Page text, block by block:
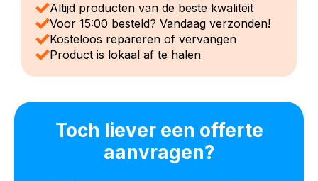
Altijd producten van de beste kwaliteit
Voor 15:00 besteld? Vandaag verzonden!
Kosteloos repareren of vervangen
Product is lokaal af te halen
Toch liever een offerte
aanvragen?